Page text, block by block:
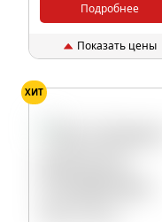
Подробнее
Показать цены
ХИТ